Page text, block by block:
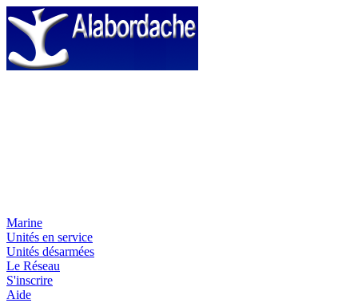
Marine
Unités en service
Unités désarmées
Le Réseau
S'inscrire
Aide